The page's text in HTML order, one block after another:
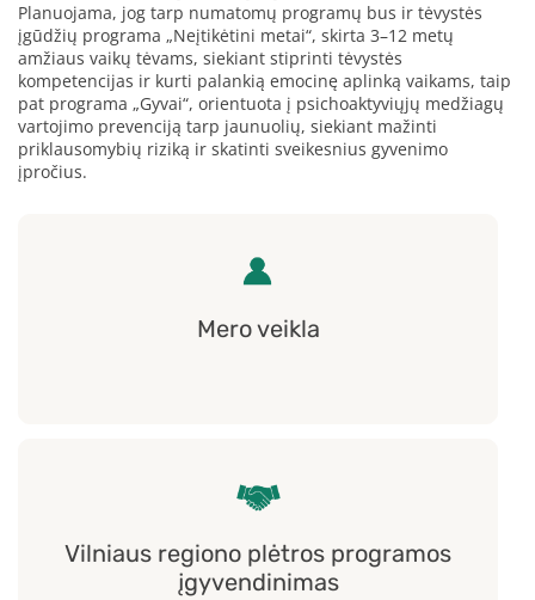
Planuojama, jog tarp numatomų programų bus ir tėvystės
įgūdžių programa „Neįtikėtini metai“, skirta 3–12 metų
amžiaus vaikų tėvams, siekiant stiprinti tėvystės
kompetencijas ir kurti palankią emocinę aplinką vaikams, taip
pat programa „Gyvai“, orientuota į psichoaktyviųjų medžiagų
vartojimo prevenciją tarp jaunuolių, siekiant mažinti
priklausomybių riziką ir skatinti sveikesnius gyvenimo
įpročius.
Mero veikla
Vilniaus regiono plėtros programos
įgyvendinimas